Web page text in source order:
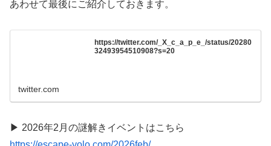
あわせて最後にご紹介しておきます。
https://twitter.com/_X_c_a_p_e_/status/20280
32493954510908?s=20
twitter.com
▶ 2026年2月の謎解きイベントはこちら